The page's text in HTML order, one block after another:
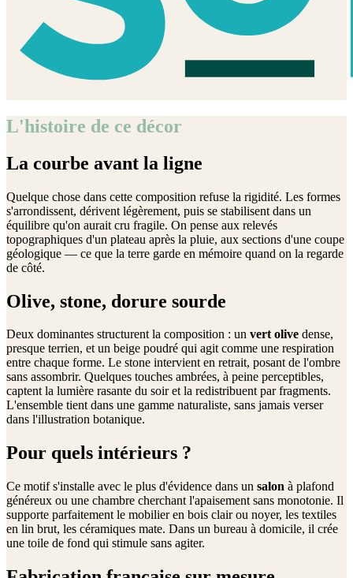
L'histoire de ce décor
La courbe avant la ligne
Quelque chose dans cette composition refuse la rigidité. Les formes
s'arrondissent, dérivent légèrement, puis se stabilisent dans un
équilibre qu'on aurait cru fragile. On pense aux relevés
topographiques d'un plateau après la pluie, aux sections d'une coupe
géologique — ce que la terre garde en mémoire quand on la regarde
de côté.
Olive, stone, dorure sourde
Deux dominantes structurent la composition : un vert olive dense,
presque terrien, et un beige poudré qui agit comme une respiration
entre chaque forme. Le stone intervient en retrait, posant de l'ombre
sans assombrir. Quelques touches ambrées, à peine perceptibles,
captent la lumière rasante du soir et la redistribuent par fragments.
L'ensemble tient dans une gamme naturaliste, sans jamais verser
dans l'illustration botanique.
Pour quels intérieurs ?
Ce motif s'installe avec le plus d'évidence dans un salon à plafond
généreux ou une chambre cherchant l'apaisement sans monotonie. Il
supporte parfaitement le mobilier en bois clair ou noyer, les textiles
en lin brut, les céramiques mate. Dans un bureau à domicile, il crée
une toile de fond qui stimule sans agiter.